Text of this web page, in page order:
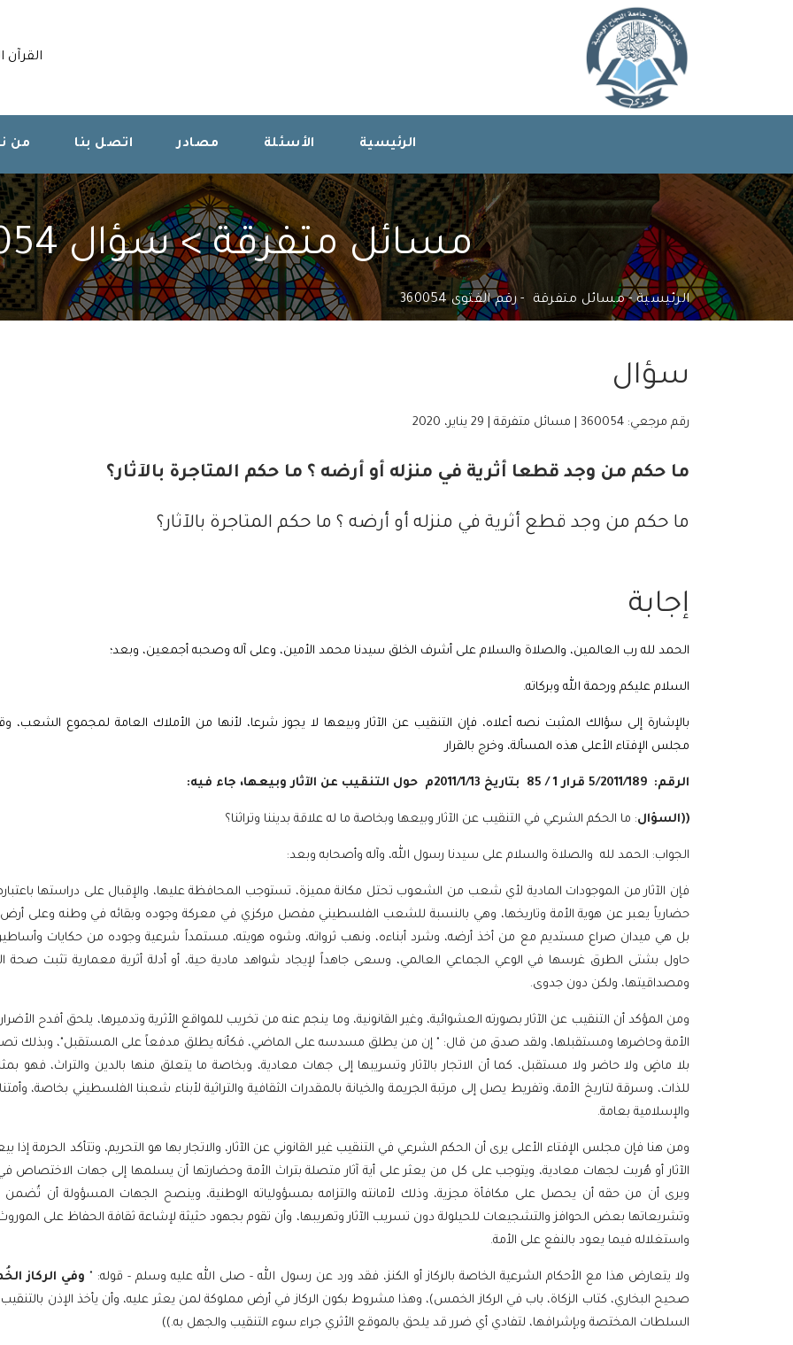
القرآن
الرئيسية الأسئلة مصادر اتصل بنا من
مسائل متفرقة > سؤال 360054
الرئيسية مسائل متفرقة رقم الفتوى 360054
سؤال
رقم مرجعي: 360054 | مسائل متفرقة | 29 يناير، 2020
ما حكم من وجد قطعا أثرية في منزله أو أرضه ؟ ما حكم المتاجرة بالآثار؟
ما حكم من وجد قطع أثرية في منزله أو أرضه ؟ ما حكم المتاجرة بالآثار؟
إجابة
الحمد لله رب العالمين، والصلاة والسلام على أشرف الخلق سيدنا محمد الأمين، وعلى آله وصحبه أجمعين، وبعد؛
السلام عليكم ورحمة الله وبركاته.
بالإشارة إلى سؤالك المثبت نصه أعلاه، فإن التنقيب عن الآثار وبيعها لا يجوز شرعا، لأنها من الأملاك العامة لمجموع الشعب،
مجلس الإفتاء الأعلى هذه المسألة، وخرج بالقرار
الرقم: 5/2011/189 قرار 1
/ 85 بتاريخ 2011/1/13م حول التنقيب عن الآثار وبيعها، جاء فيه:
((السؤال: ما الحكم الشرعي في التنقيب عن الآثار وبيعها وبخاصة ما له علاقة بديننا وتراثنا؟
الجواب: الحمد لله والصلاة والسلام على سيدنا رسول الله، وآله وأصحابه وبعد:
فإن الآثار من الموجودات المادية لأي شعب من الشعوب تحتل مكانة مميزة، تستوجب المحافظة عليها، والإقبال على دراستها
حضارياً يعبر عن هوية الأمة وتاريخها، وهي بالنسبة للشعب الفلسطيني مفصل مركزي في معركة وجوده وبقائه في وطنه وعلى أرض
بل هي ميدان صراع مستديم مع من أخذ أرضه، وشرد أبناءه، ونهب ثرواته، وشوه هويته، مستمداً شرعية وجوده من حكايات وأساطير
حاول بشتى الطرق غرسها في الوعي الجماعي العالمي، وسعى جاهداً لإيجاد شواهد مادية حية، أو أدلة أثرية معمارية تثبت صحة
ومصداقيتها، ولكن دون جدوى.
ومن المؤكد أن التنقيب عن الآثار بصورته العشوائية، وغير القانونية، وما ينجم عنه من تخريب للمواقع الأثرية وتدميرها، يلحق أفدح
الأمة وحاضرها ومستقبلها، ولقد صدق من قال: " إن من يطلق مسدسه على الماضي، فكأنه يطلق مدفعاً على المستقبل"، وبذلك
بلا ماضٍ ولا حاضر ولا مستقبل، كما أن الاتجار بالآثار وتسريبها إلى جهات معادية، وبخاصة ما يتعلق منها بالدين والتراث، فهو
للذات، وسرقة لتاريخ الأمة، وتفريط يصل إلى مرتبة الجريمة والخيانة بالمقدرات الثقافية والتراثية لأبناء شعبنا الفلسطيني بخاصة،
والإسلامية بعامة.
ومن هنا فإن مجلس الإفتاء الأعلى يرى أن الحكم الشرعي في التنقيب غير القانوني عن الآثار، والاتجار بها هو التحريم، وتتأكد الحرمة إذا
الآثار أو هُربت لجهات معادية، ويتوجب على كل من يعثر على أية آثار متصلة بتراث الأمة وحضارتها أن يسلمها إلى جهات الاختصاص في
ويرى أن من حقه أن يحصل على مكافأة مجزية، وذلك لأمانته والتزامه بمسؤولياته الوطنية، وينصح الجهات المسؤولة أن تُضمن
وتشريعاتها بعض الحوافز والتشجيعات للحيلولة دون تسريب الآثار وتهريبها، وأن تقوم بجهود حثيثة لإشاعة ثقافة الحفاظ على الموروث
واستغلاله فيما يعود بالنفع على الأمة.
ولا يتعارض هذا مع الأحكام الشرعية الخاصة بالركاز أو الكنز، فقد ورد عن رسول الله - صلى الله عليه وسلم - قوله: " وفي الركاز
صحيح البخاري، كتاب الزكاة، باب في الركاز الخمس)، وهذا مشروط بكون الركاز في أرض مملوكة لمن يعثر عليه، وأن يأخذ الإذن
السلطات المختصة وبإشرافها، لتفادي أي ضرر قد يلحق بالموقع الأثري جراء سوء التنقيب والجهل به.))